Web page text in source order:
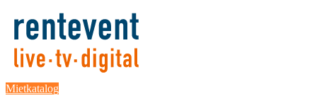
Mietkatalog